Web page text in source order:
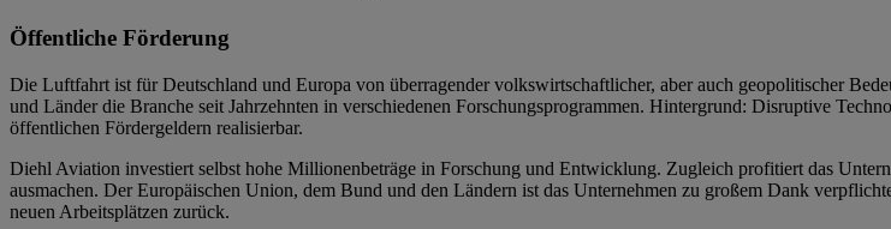
Öffentliche Förderung
Die Luftfahrt ist für Deutschland und Europa von überragender volkswirtschaftlicher, aber auch geopolitischer
und Länder die Branche seit Jahrzehnten in verschiedenen Forschungsprogrammen. Hintergrund: Disruptive
öffentlichen Fördergeldern realisierbar.
Diehl Aviation investiert selbst hohe Millionenbeträge in Forschung und Entwicklung. Zugleich profitiert das
ausmachen. Der Europäischen Union, dem Bund und den Ländern ist das Unternehmen zu großem Dank
neuen Arbeitsplätzen zurück.